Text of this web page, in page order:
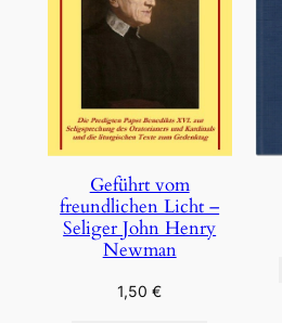
Geführt vom
freundlichen Licht –
Seliger John Henry
Newman
1,50€